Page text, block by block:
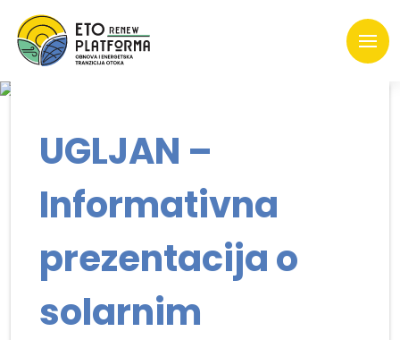
UGLJAN –
Informativna
prezentacija o
solarnim